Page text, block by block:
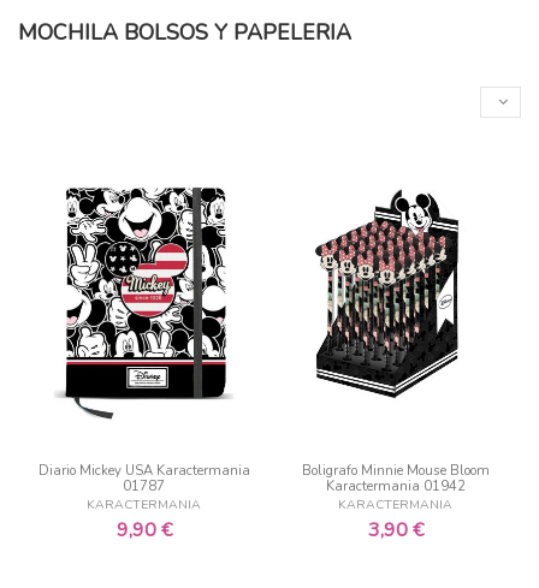
MOCHILA BOLSOS Y PAPELERIA
Diario Mickey USA Karactermania
01787
KARACTERMANIA
9,90 €
Boligrafo Minnie Mouse Bloom
Karactermania 01942
KARACTERMANIA
3,90 €